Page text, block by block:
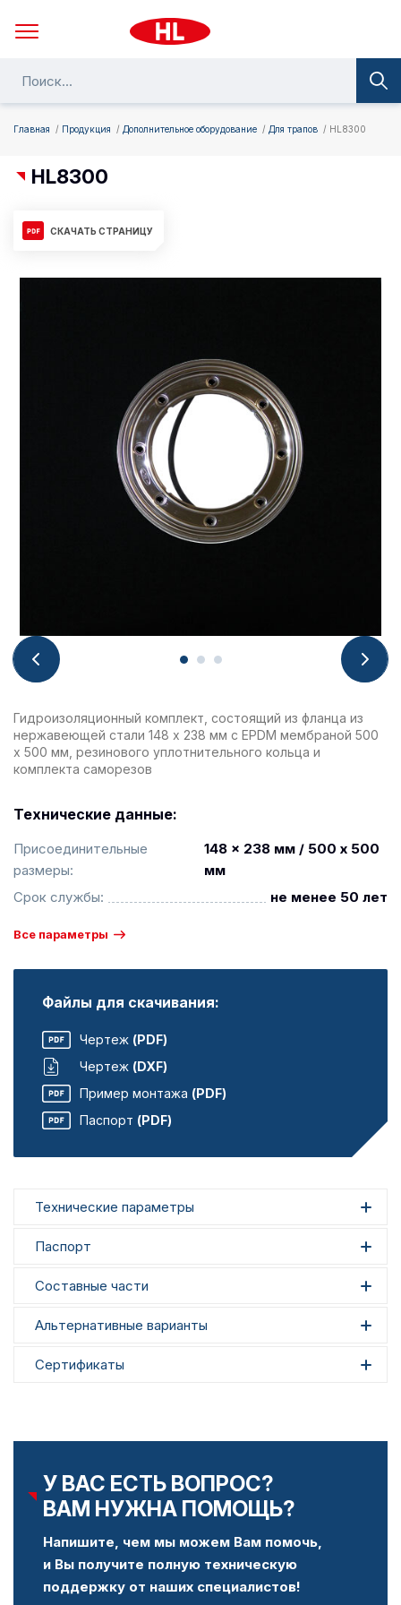
Главная Продукция Дополнительное оборудование Для трапов HL8300
HL8300
СКАЧАТЬ СТРАНИЦУ
Гидроизоляционный комплект, состоящий из фланца из
нержавеющей стали 148 x 238 мм с EPDM мембраной 500
х 500 мм, резинового уплотнительного кольца и
комплекта саморезов
Технические данные:
Присоединительные
размеры:
148 x 238 мм / 500 x 500
мм
Срок службы:
не менее 50 лет
Все параметры
Файлы для скачивания:
Чертеж (PDF)
Чертеж (DXF)
Пример монтажа (PDF)
Паспорт (PDF)
Технические параметры
Паспорт
Составные части
Альтернативные варианты
Сертификаты
У ВАС ЕСТЬ ВОПРОС?
ВАМ НУЖНА ПОМОЩЬ?
Напишите, чем мы можем Вам помочь,
и Вы получите полную техническую
поддержку от наших специалистов!